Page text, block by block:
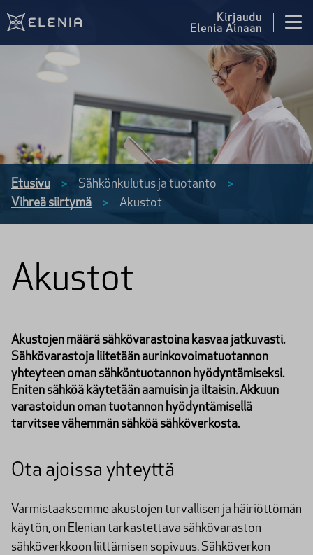
Siirry sisältöön
Kirjaudu
Elenia Ainaan
Etusivu > Sähkönkulutus ja tuotanto >
Vihreä siirtymä > Akustot
Akustot
Akustojen määrä sähkövarastoina kasvaa jatkuvasti.
Sähkövarastoja liitetään aurinkovoimatuotannon
yhteyteen oman sähköntuotannon hyödyntämiseksi.
Eniten sähköä käytetään aamuisin ja iltaisin. Akkuun
varastoidun oman tuotannon hyödyntämisellä
tarvitsee vähemmän sähköä sähköverkosta.
Ota ajoissa yhteyttä
Varmistaaksemme akustojen turvallisen ja häiriöttömän
käytön, on Elenian tarkastettava sähkövaraston
sähköverkkoon liittämisen sopivuus. Sähköverkon